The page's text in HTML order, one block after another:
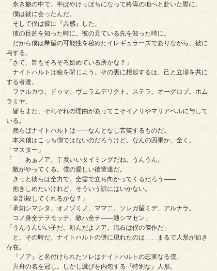
永き旅の中で。半ばやけっぱちになって終焉の地へと赴いた際に。
僕は彼に会ったんだ。
そして僕は彼に『共感』した。
彼の目的を知った時に。彼の見ている先を知った時に。
だから僕は希望の可能性を秘めたイレギュラーズでありながら、彼に
与する。
「さて。皆もそろそろ始めている所かな？」
ナイトハルトは瞼を閉じよう。その裏に想起するは、己と立場を共に
する者達。
ファルカウ。ドゥマ。ヴェラムデリクト。ステラ。オーグロブ。ホム
ラミヤ。
皆もまた、それぞれの理由があってこそイノリやマリアベルに与して
いる。
然らばナイトハルトは――なんとなし苦笑するものだ。
本来僕はこっち側ではないのだろうけど。なんの因果か、全く。
「マスター」
「――あぁノア。丁度いいタイミングだね。うんうん。
敵がやってくる。僕の愛しい後輩達だ。
きっと彼らは全力で。全霊で立ち向かってくるだろう――
抱きしめたいけれど、そういう訳にはいかない。
全部殺してくれるかな？」
「承知シマシタ。オノゾミノ、ママニ。ソレガ望ミデ、アルナラ。
コノ身全テヲモッテ、敵ハ全テ――通シマセン」
「うんうんいい子だ。頼んだよノア。流石は僕の傑作だ」
と、その時だ。ナイトハルトの傍に現れたのは……まるで人形が如き
存在。
『ノア』と名付けられたソレはナイトハルトの忠実なる僕。
方舟の名を冠し。しかし滅びを内包する『特別な』人形。